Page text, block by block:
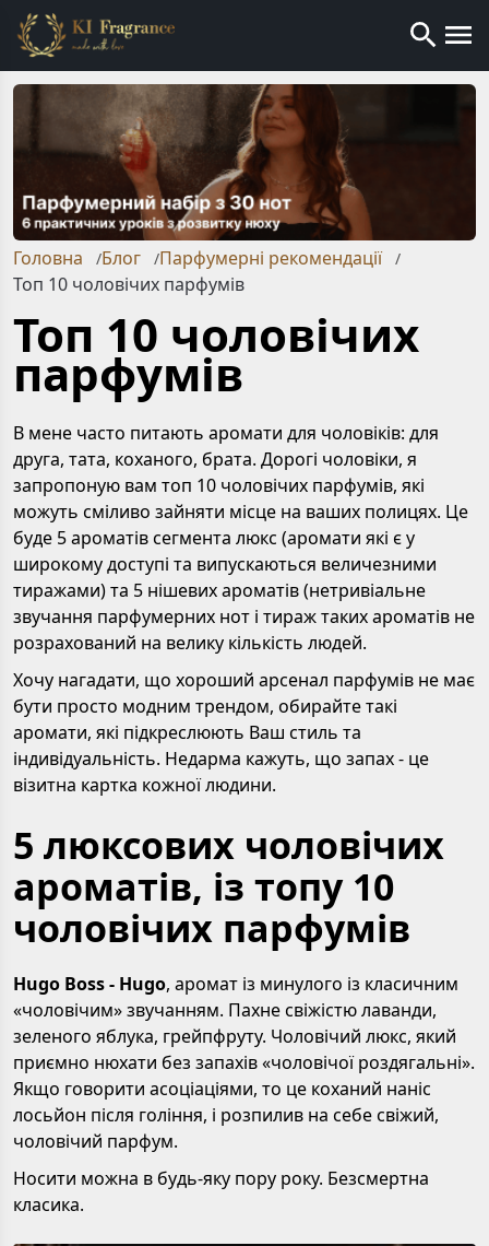
Головна /Блог /Парфумерні рекомендації /
Топ 10 чоловічих парфумів
Топ 10 чоловічих
парфумів
В мене часто питають аромати для чоловіків: для
друга, тата, коханого, брата. Дорогі чоловіки, я
запропоную вам топ 10 чоловічих парфумів, які
можуть сміливо зайняти місце на ваших полицях. Це
буде 5 ароматів сегмента люкс (аромати які є у
широкому доступі та випускаються величезними
тиражами) та 5 нішевих ароматів (нетривіальне
звучання парфумерних нот і тираж таких ароматів не
розрахований на велику кількість людей.
Хочу нагадати, що хороший арсенал парфумів не має
бути просто модним трендом, обирайте такі
аромати, які підкреслюють Ваш стиль та
індивідуальність. Недарма кажуть, що запах - це
візитна картка кожної людини.
5 люксових чоловічих
ароматів, із топу 10
чоловічих парфумів
Hugo Boss - Hugo, аромат із минулого із класичним
«чоловічим» звучанням. Пахне свіжістю лаванди,
зеленого яблука, грейпфруту. Чоловічий люкс, який
приємно нюхати без запахів «чоловічої роздягальні».
Якщо говорити асоціаціями, то це коханий наніс
лосьйон після гоління, і розпилив на себе свіжий,
чоловічий парфум.
Носити можна в будь-яку пору року. Безсмертна
класика.